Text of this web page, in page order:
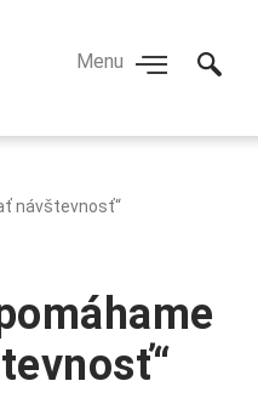
návštevnosť“